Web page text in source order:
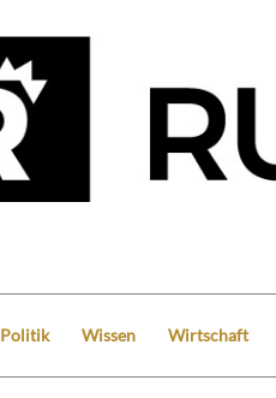
Politik Wissen Wirtschaft